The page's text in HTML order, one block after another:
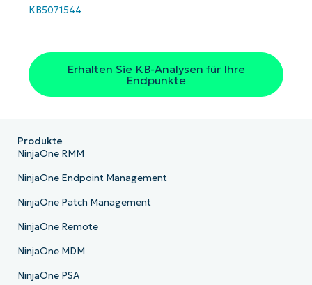
KB5071544
Erhalten Sie KB-Analysen für Ihre
Endpunkte
Produkte
NinjaOne RMM
NinjaOne Endpoint Management
NinjaOne Patch Management
NinjaOne Remote
NinjaOne MDM
NinjaOne PSA